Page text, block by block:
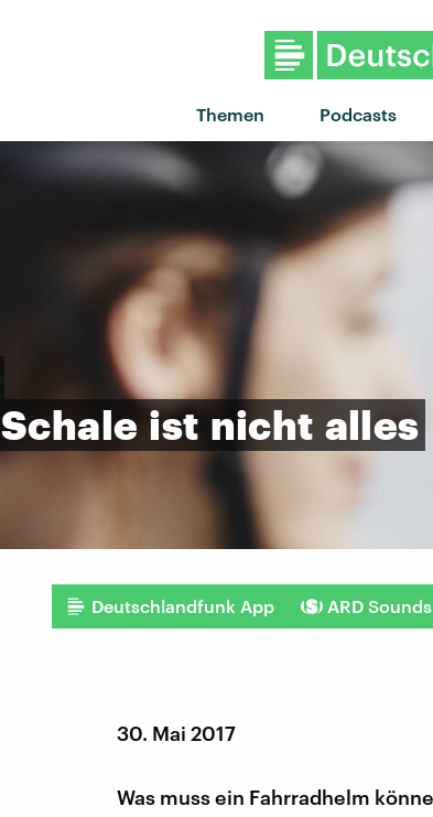
Themen Podcasts
Schale ist nicht alles
Deutschlandfunk App ARD Sounds
30. Mai 2017
Was muss ein Fahrradhelm